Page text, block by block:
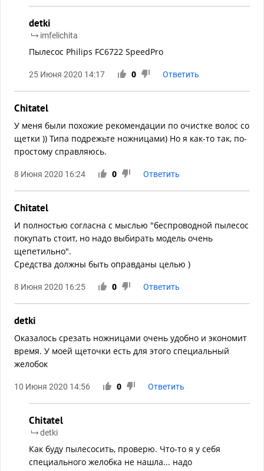
detki
imfelichita
Пылесос Philips FC6722 SpeedPro
25 Июня 2020 14:17 0 Ответить
Chitatel
У меня были похожие рекомендации по очистке волос со
щетки )) Типа подрежьте ножницами) Но я как-то так, по-
простому справляюсь.
8 Июня 2020 16:24 0 Ответить
Chitatel
И полностью согласна с мыслью "беспроводной пылесос
покупать стоит, но надо выбирать модель очень
щепетильно".
Средства должны быть оправданы целью )
8 Июня 2020 16:25 0 Ответить
detki
Оказалось срезать ножницами очень удобно и экономит
время. У моей щеточки есть для этого специальный
желобок
10 Июня 2020 14:56 0 Ответить
Chitatel
detki
Как буду пылесосить, проверю. Что-то я у себя
специального желобка не нашла... надо